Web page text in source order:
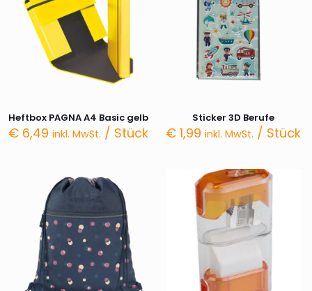
Heftbox PAGNA A4 Basic gelb
€ 6,49 inkl. MwSt. / Stück
Sticker 3D Berufe
€ 1,99 inkl. MwSt. / Stück